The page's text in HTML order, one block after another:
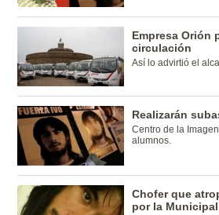
Empresa Orión
circulación
Así lo advirtió el
Realizarán
Centro de la
alumnos.
Chofer que
por la